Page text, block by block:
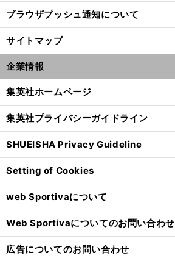
ブラウザプッシュ通知について
サイトマップ
企業情報
集英社ホームページ
集英社プライバシーガイドライン
SHUEISHA Privacy Guideline
Setting of Cookies
web Sportivaについて
Web Sportivaについてのお問い合わせ
広告についてのお問い合わせ